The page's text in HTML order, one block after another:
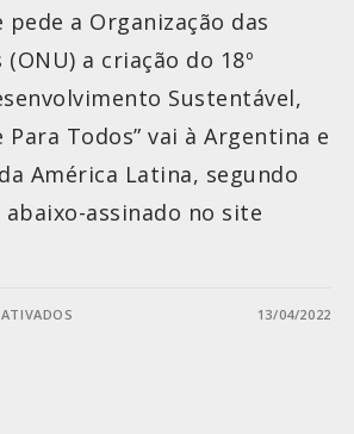
pede a Organização das
a criação do 18º
Sustentável,
Para Todos” vai à Argentina e
América Latina, segundo
assinado no site
13/04/2022